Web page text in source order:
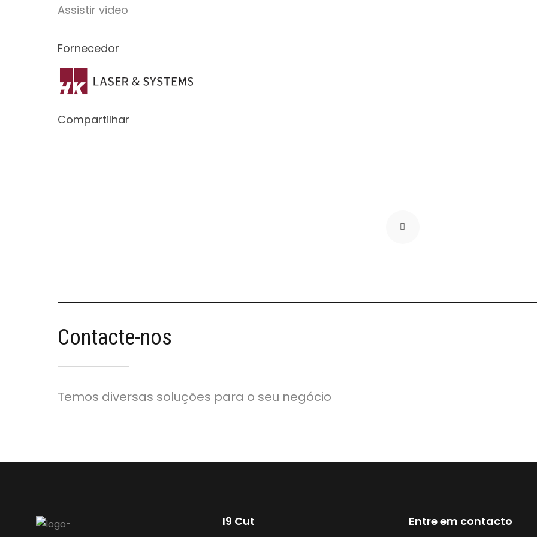
Assistir video
Fornecedor
Compartilhar
Contacte-nos
Temos diversas soluções para o seu negócio
I9 Cut Entre em contacto